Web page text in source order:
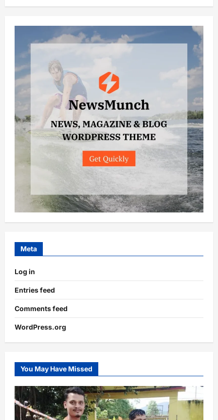
Meta
Log in
Entries feed
Comments feed
WordPress.org
You May Have Missed